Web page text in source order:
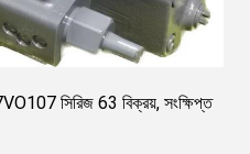
সিরিজ 63 বিক্রয়, সংক্ষিপ্ত